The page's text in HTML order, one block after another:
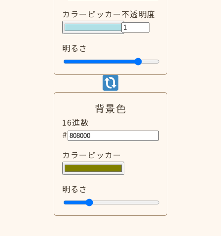
カラーピッカー不透明度
明るさ
背景色
16進数
#
カラーピッカー
明るさ